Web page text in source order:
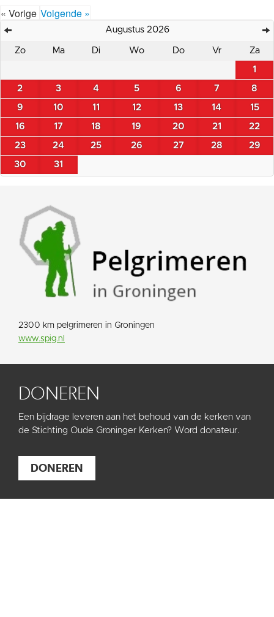
« Vorige Volgende »
Augustus 2026
Zo Ma Di Wo Do Vr Za
1
2 3 4 5 6 7 8
9 10 11 12 13 14 15
16 17 18 19 20 21 22
23 24 25 26 27 28 29
30 31
2300 km pelgrimeren in Groningen
www.spig.nl
DONEREN
Een bijdrage leveren aan het behoud van de kerken van
de Stichting Oude Groninger Kerken? Word donateur.
DONEREN